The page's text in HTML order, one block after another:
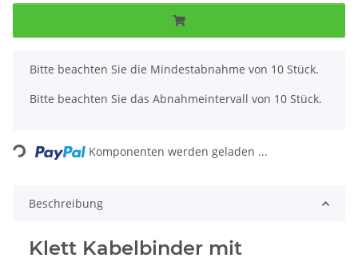
x
Bitte beachten Sie die Mindestabnahme von 10 Stück.
Bitte beachten Sie das Abnahmeintervall von 10 Stück.
Loading... Komponenten werden geladen ...
Beschreibung
Klett Kabelbinder mit